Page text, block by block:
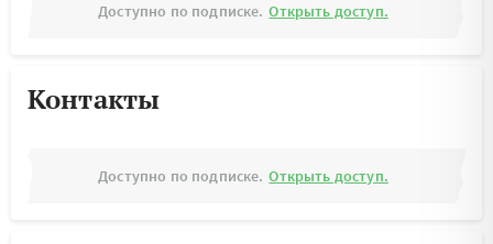
Доступно по подписке. Открыть доступ.
Контакты
Доступно по подписке. Открыть доступ.